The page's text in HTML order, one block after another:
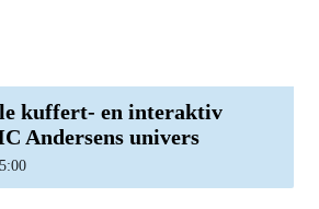
kuffert- en interaktiv
Andersens univers